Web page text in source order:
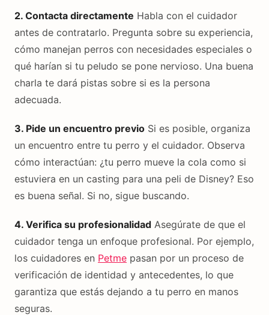
2. Contacta directamente Habla con el cuidador
antes de contratarlo. Pregunta sobre su experiencia,
cómo manejan perros con necesidades especiales o
qué harían si tu peludo se pone nervioso. Una buena
charla te dará pistas sobre si es la persona
adecuada.
3. Pide un encuentro previo Si es posible, organiza
un encuentro entre tu perro y el cuidador. Observa
cómo interactúan: ¿tu perro mueve la cola como si
estuviera en un casting para una peli de Disney? Eso
es buena señal. Si no, sigue buscando.
4. Verifica su profesionalidad Asegúrate de que el
cuidador tenga un enfoque profesional. Por ejemplo,
los cuidadores en Petme pasan por un proceso de
verificación de identidad y antecedentes, lo que
garantiza que estás dejando a tu perro en manos
seguras.